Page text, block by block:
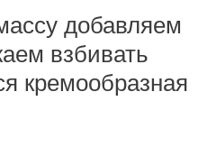
добавляем
взбивать
кремообразная